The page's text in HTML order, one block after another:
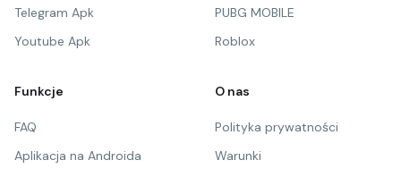
Telegram Apk
Youtube Apk
PUBG MOBILE
Roblox
Funkcje
FAQ
Aplikacja na Androida
O nas
Polityka prywatności
Warunki